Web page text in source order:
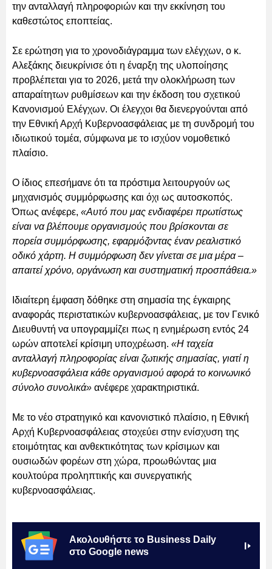
την ανταλλαγή πληροφοριών και την εκκίνηση του
καθεστώτος εποπτείας.
Σε ερώτηση για το χρονοδιάγραμμα των ελέγχων, ο κ.
Αλεξάκης διευκρίνισε ότι η έναρξη της υλοποίησης
προβλέπεται για το 2026, μετά την ολοκλήρωση των
απαραίτητων ρυθμίσεων και την έκδοση του σχετικού
Κανονισμού Ελέγχων. Οι έλεγχοι θα διενεργούνται από
την Εθνική Αρχή Κυβερνοασφάλειας με τη συνδρομή του
ιδιωτικού τομέα, σύμφωνα με το ισχύον νομοθετικό
πλαίσιο.
Ο ίδιος επεσήμανε ότι τα πρόστιμα λειτουργούν ως
μηχανισμός συμμόρφωσης και όχι ως αυτοσκοπός.
Όπως ανέφερε, «Αυτό που μας ενδιαφέρει πρωτίστως
είναι να βλέπουμε οργανισμούς που βρίσκονται σε
πορεία συμμόρφωσης, εφαρμόζοντας έναν ρεαλιστικό
οδικό χάρτη. Η συμμόρφωση δεν γίνεται σε μια μέρα –
απαιτεί χρόνο, οργάνωση και συστηματική προσπάθεια.»
Ιδιαίτερη έμφαση δόθηκε στη σημασία της έγκαιρης
αναφοράς περιστατικών κυβερνοασφάλειας, με τον Γενικό
Διευθυντή να υπογραμμίζει πως η ενημέρωση εντός 24
ωρών αποτελεί κρίσιμη υποχρέωση. «Η ταχεία
ανταλλαγή πληροφορίας είναι ζωτικής σημασίας, γιατί η
κυβερνοασφάλεια κάθε οργανισμού αφορά το κοινωνικό
σύνολο συνολικά» ανέφερε χαρακτηριστικά.
Με το νέο στρατηγικό και κανονιστικό πλαίσιο, η Εθνική
Αρχή Κυβερνοασφάλειας στοχεύει στην ενίσχυση της
ετοιμότητας και ανθεκτικότητας των κρίσιμων και
ουσιωδών φορέων στη χώρα, προωθώντας μια
κουλτούρα προληπτικής και συνεργατικής
κυβερνοασφάλειας.
Ακολουθήστε το Business Daily
στο Google news